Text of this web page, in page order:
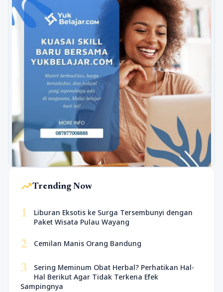
trending_upTrending Now
1
Liburan Eksotis ke Surga Tersembunyi dengan
Paket Wisata Pulau Wayang
2 Cemilan Manis Orang Bandung
3
Sering Meminum Obat Herbal? Perhatikan Hal-
Hal Berikut Agar Tidak Terkena Efek
Sampingnya